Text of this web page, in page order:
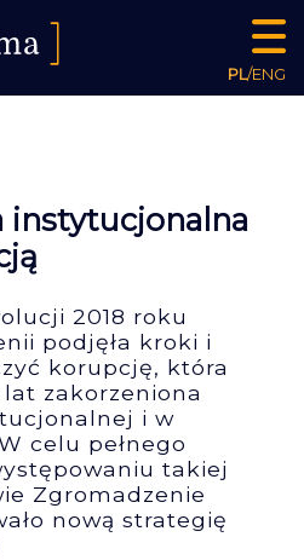
PL/ENG
instytucjonalna
2018 roku
podjęła kroki i
korupcję, która
zakorzeniona
i w
celu pełnego
takiej
Zgromadzenie
nową strategię